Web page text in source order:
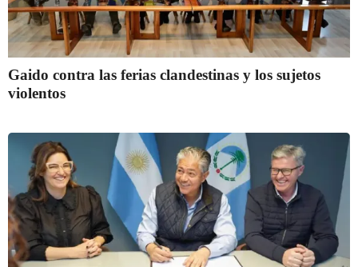
Gaido contra las ferias clandestinas y los sujetos
violentos